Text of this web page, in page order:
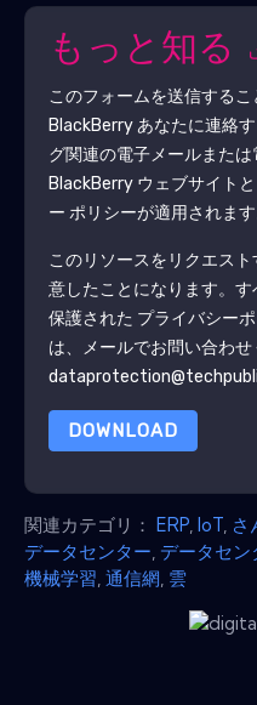
もっと知る
このフォームを送信する
BlackBerryあなたに連絡
グ関連の電子メールまたは
BlackBerryウェブサイト
ー ポリシーが適用されます
このリソースをリクエス
意したことになります。
保護された プライバシー
は、メールでお問い合わせ
DOWNLOAD
関連カテゴリ： ERP IoT さ
データセンター データセン
機械学習 通信網 雲